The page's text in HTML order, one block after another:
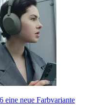
eine neue Farbvariante